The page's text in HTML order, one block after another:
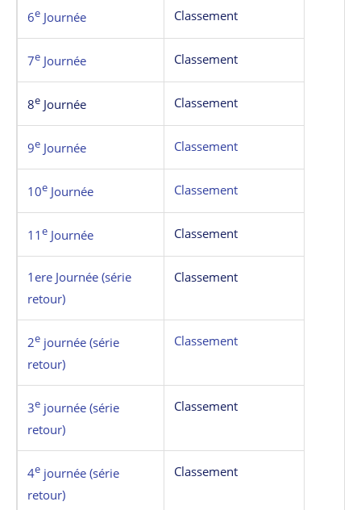
6e Journée Classement
7e Journée Classement
8e Journée Classement
9e Journée Classement
10e Journée Classement
11e Journée Classement
1ere Journée (série
retour)
Classement
2e journée (série
retour)
Classement
3e journée (série
retour)
Classement
4e journée (série
retour)
Classement